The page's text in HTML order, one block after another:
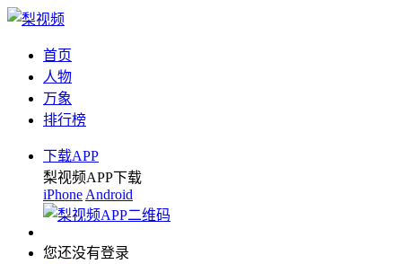
首页
人物
万象
排行榜
下载APP
梨视频APP下载
iPhone Android
您还没有登录